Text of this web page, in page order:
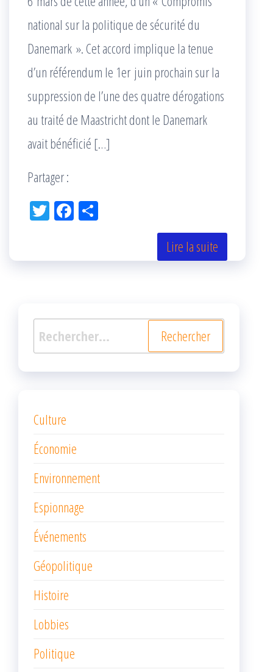
national sur la politique de sécurité du
Danemark ». Cet accord implique la tenue
d’un référendum le 1er juin prochain sur la
suppression de l’une des quatre dérogations
au traité de Maastricht dont le Danemark
avait bénéficié […]
Partager :
Tw Fac
k r
Lire la suite
Rechercher :
Culture
Économie
Environnement
Espionnage
Événements
Géopolitique
Histoire
Lobbies
Politique